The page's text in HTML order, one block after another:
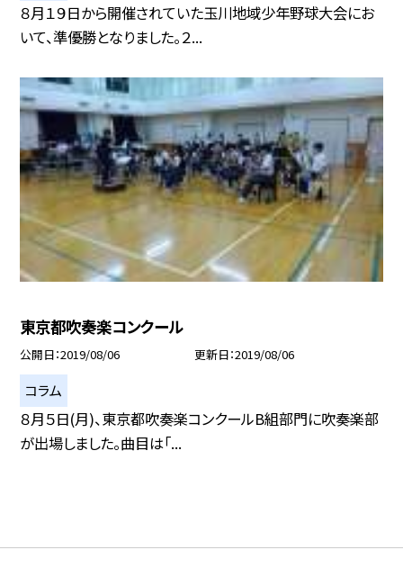
８月１９日から開催されていた玉川地域少年野球大会にお
いて、準優勝となりました。２...
東京都吹奏楽コンクール
公開日 2019/08/06 更新日 2019/08/06
コラム
８月５日(月)、東京都吹奏楽コンクールB組部門に吹奏楽部
が出場しました。曲目は「...